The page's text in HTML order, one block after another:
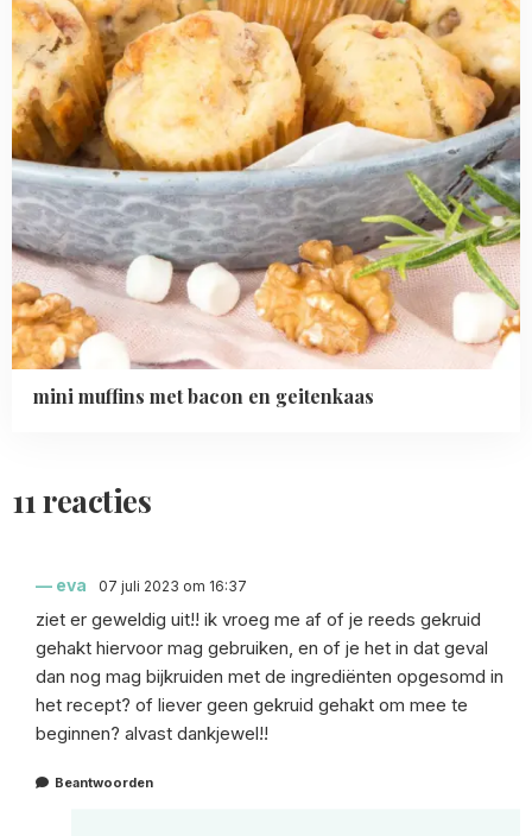
mini muffins met bacon en geitenkaas
11 reacties
eva 07 juli 2023 om 16:37
ziet er geweldig uit!! ik vroeg me af of je reeds gekruid
gehakt hiervoor mag gebruiken, en of je het in dat geval
dan nog mag bijkruiden met de ingrediënten opgesomd in
het recept? of liever geen gekruid gehakt om mee te
beginnen? alvast dankjewel!!
Beantwoorden